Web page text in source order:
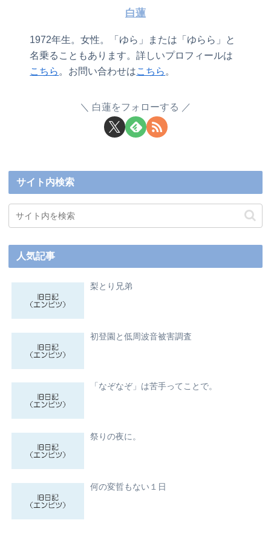
白蓮
1972年生。女性。「ゆら」または「ゆらら」と
名乗ることもあります。詳しいプロフィールは
こちら。お問い合わせはこちら。
白蓮をフォローする
サイト内検索
人気記事
梨とり兄弟
初登園と低周波音被害調査
「なぞなぞ」は苦手ってことで。
祭りの夜に。
何の変哲もない１日